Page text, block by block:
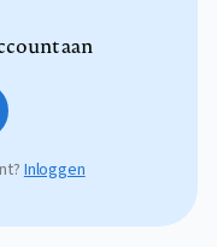
aan
Inloggen